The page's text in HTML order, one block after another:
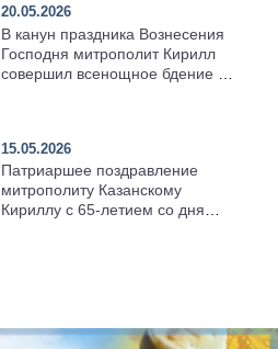
20.05.2026
В канун праздника Вознесения
Господня митрополит Кирилл
совершил всенощное бдение в
15.05.2026
Патриаршее поздравление
митрополиту Казанскому
Кириллу с 65-летием со дня